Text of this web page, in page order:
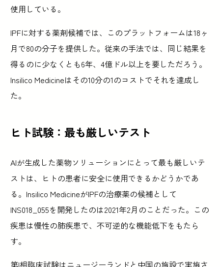
使用している。
IPFに対する薬剤候補では、このプラットフォームは18ヶ
月で80の分子を提供した。従来の手法では、同じ結果を
得るのに少なくとも6年、4億ドル以上を要しただろう。
Insilico Medicineはその10分の1のコストでそれを達成し
た。
ヒト試験：最も厳しいテスト
AIが生成した薬物ソリューションにとって最も厳しいテ
ストは、ヒトの患者に安全に使用できるかどうかであ
る。Insilico MedicineがIPFの治療薬の候補として
INS018_055を開発したのは2021年2月のことだった。この
疾患は慢性の肺疾患で、不可逆的な機能低下をもたら
す。